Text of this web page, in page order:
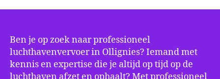
Ben je op zoek naar professioneel
luchthavenvervoer in Ollignies? Iemand met
kennis en expertise die je altijd op tijd op de